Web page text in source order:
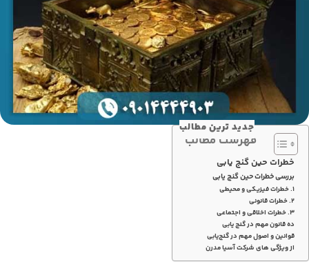
جدید ترین مطالب
فهرست مطالب
خطرات حین گنج یابی
بررسی خطرات حین گنج یابی
۱. خطرات فیزیکی و محیطی
۲. خطرات قانونی
۳. خطرات اخلاقی و اجتماعی
ده قانون مهم در گنج یابی
قوانین و اصول مهم در گنج‌یابی
از ویژگی های شرکت آسیا مدرن